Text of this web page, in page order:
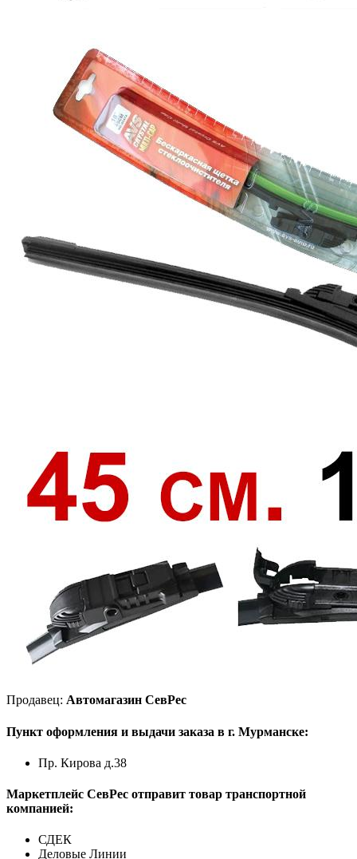
Продавец: Автомагазин СевРес
Пункт оформления и выдачи заказа в г. Мурманске:
Пр. Кирова д.38
Маркетплейс СевРес отправит товар транспортной
компанией:
СДЕК
Деловые Линии